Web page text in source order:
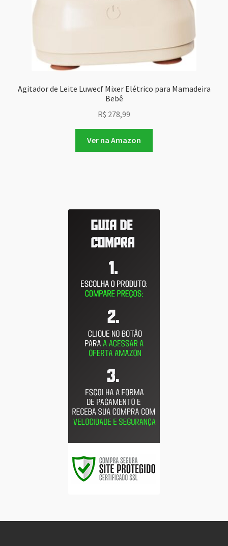
Agitador de Leite Luwecf Mixer Elétrico para Mamadeira
Bebê
R$ 278,99
Ver na Amazon